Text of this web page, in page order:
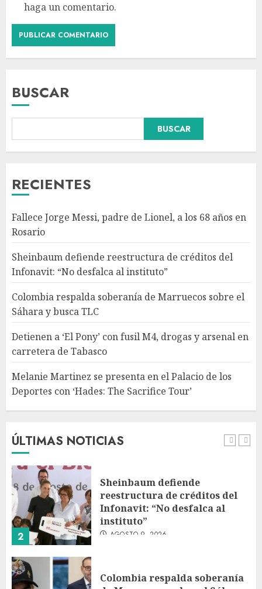
haga un comentario.
BUSCAR
BUSCAR
RECIENTES
Fallece Jorge Messi, padre de Lionel, a los 68 años en
Rosario
Sheinbaum defiende reestructura de créditos del
Infonavit: “No desfalca al instituto”
Colombia respalda soberanía de Marruecos sobre el
Sáhara y busca TLC
Detienen a ‘El Pony’ con fusil M4, drogas y arsenal en
carretera de Tabasco
Melanie Martinez se presenta en el Palacio de los
Deportes con ‘Hades: The Sacrifice Tour’
ÚLTIMAS NOTICIAS
Colombia respalda soberanía
de Marruecos sobre el Sáhara
4
Detienen a ‘El Pony’ con fusil
M4, drogas y arsenal en
5
Melanie Martinez se presenta
con ‘Hades: The Sacrifice Tour’
AGOSTO 9, 2026
1
Lionel, a los 68 años en Rosario
2
Sheinbaum defiende
reestructura de créditos del
Infonavit: “No desfalca al
instituto”
AGOSTO 9, 2026
Colombia respalda soberanía